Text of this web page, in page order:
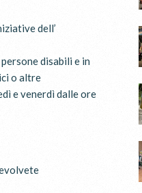
dell’
disabili e in
o altre
e venerdì dalle ore